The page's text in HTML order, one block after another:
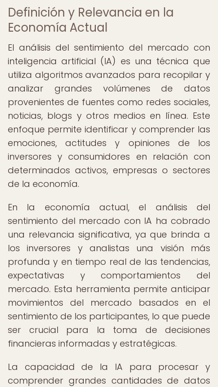
Definición y Relevancia en la
Economía Actual
El análisis del sentimiento del mercado con
inteligencia artificial (IA) es una técnica que
utiliza algoritmos avanzados para recopilar y
analizar grandes volúmenes de datos
provenientes de fuentes como redes sociales,
noticias, blogs y otros medios en línea. Este
enfoque permite identificar y comprender las
emociones, actitudes y opiniones de los
inversores y consumidores en relación con
determinados activos, empresas o sectores
de la economía.
En la economía actual, el análisis del
sentimiento del mercado con IA ha cobrado
una relevancia significativa, ya que brinda a
los inversores y analistas una visión más
profunda y en tiempo real de las tendencias,
expectativas y comportamientos del
mercado. Esta herramienta permite anticipar
movimientos del mercado basados en el
sentimiento de los participantes, lo que puede
ser crucial para la toma de decisiones
financieras informadas y estratégicas.
La capacidad de la IA para procesar y
comprender grandes cantidades de datos